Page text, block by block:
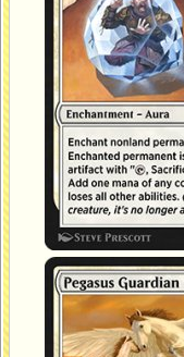
Vigile pégase
Sauver le poulain